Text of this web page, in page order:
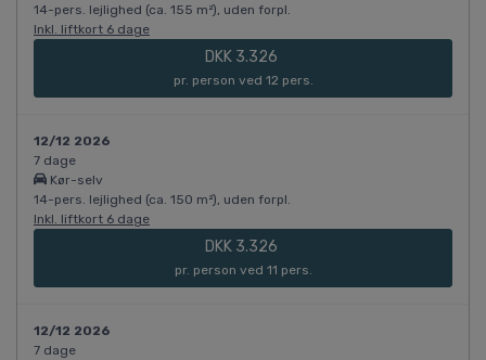
14-pers. lejlighed (ca. 155 m²), uden forpl.
Inkl. liftkort 6 dage
DKK 3.326
pr. person ved 12 pers.
12/12 2026
7 dage
Kør-selv
14-pers. lejlighed (ca. 150 m²), uden forpl.
Inkl. liftkort 6 dage
DKK 3.326
pr. person ved 11 pers.
12/12 2026
7 dage